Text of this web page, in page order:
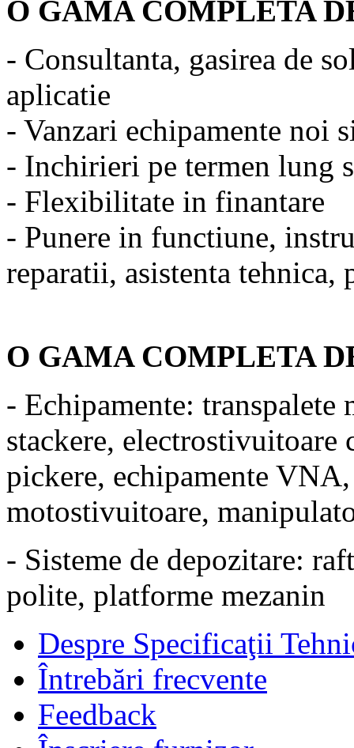
O GAMA COMPLETA
- Consultanta, gasirea de
aplicatie
- Vanzari echipamente noi
- Inchirieri pe termen lung
- Flexibilitate in finantare
- Punere in functiune,
reparatii, asistenta tehnica,
O GAMA COMPLETA
- Echipamente: transpalete
stackere, electrostivuitoare
pickere, echipamente
motostivuitoare,
- Sisteme de depozitare:
polite, platforme mezanin
Despre Specificaţii
Întrebări frecvente
Feedback